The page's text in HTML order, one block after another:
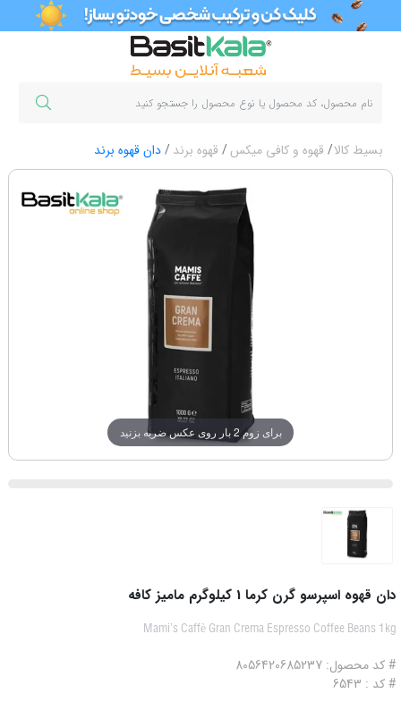
بسیط کالا قهوه و کافی میکس قهوه برند دان قهوه برند
برای زوم 2 بار روی عکس ضربه بزنید
دان قهوه اسپرسو گرن کرما 1 کیلوگرم مامیز کافه
Mami’s Caffè Gran Crema Espresso Coffee Beans 1kg
# کد محصول: 8056420685237
# کد : 6543